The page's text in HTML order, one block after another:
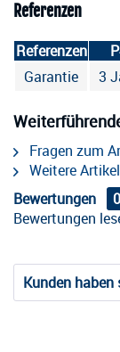
Referenzen
Referenzen
Garantie
3
Fragen zum
Weitere
Bewertungen
0
Bewertungen
Kunden